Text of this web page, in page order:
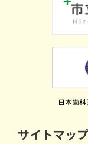
日本歯
サイトマップ